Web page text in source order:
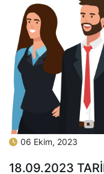
06 Ekim, 2023
18.09.2023